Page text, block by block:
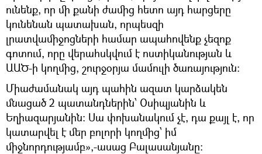
ունենք, որ մի քանի ժամից հետո այդ հարցերը
կունենան պատախան, որպեսզի
լրատվամիջոցների համար ապահովենք չեզոք
գոտում, որը վերահսկվում է ոստիկանության և
ԱԱԾ-ի կողմից, շուրջօրյա մամուլի ծառայություն:
Միաժամանակ այդ պահին ազատ կարձակեն
մնացած 2 պատանդներին՝ Օսիպյանին և
Եղիազարյանին: Սա փոխանակում չէ, դա քայլ է, որ
կատարվել է մեր բոլորի կողմից՝ իմ
միջնորդությամբ»,-ասաց Բալասանյանը: